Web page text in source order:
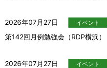
2026年07月27日 イベント
第142回月例勉強会（RDP横浜）
2026年07月27日 イベント